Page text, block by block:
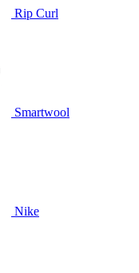
Rip Curl
Smartwool
Nike